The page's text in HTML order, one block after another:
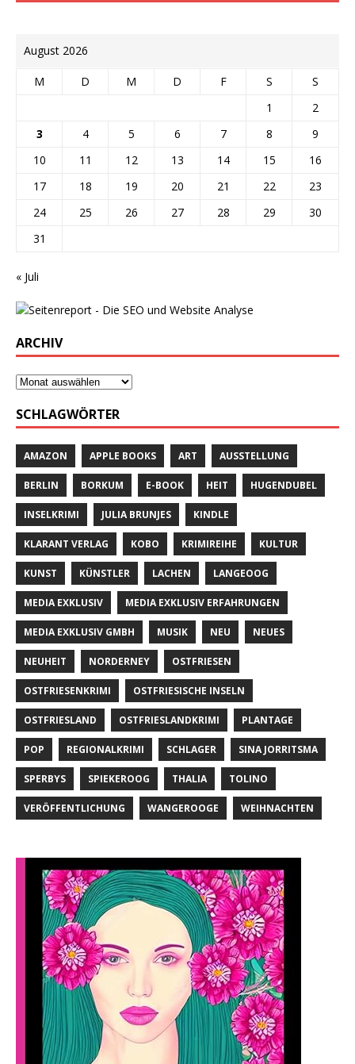
August 2026
M D M D F S
S
1
2
3
4 5 6 7 8
9
10
11 12 13 14 15
16
17
18 19 20 21 22
23
24
25 26 27 28 29
30
31
« Juli
ARCHIV
SCHLAGWÖRTER
AMAZON APPLE BOOKS ART AUSSTELLUNG
BERLIN BORKUM E-BOOK HEIT HUGENDUBEL
INSELKRIMI JULIA BRUNJES KINDLE
KLARANT VERLAG KOBO KRIMIREIHE KULTUR
KUNST KÜNSTLER LACHEN LANGEOOG
MEDIA EXKLUSIV MEDIA EXKLUSIV ERFAHRUNGEN
MEDIA EXKLUSIV GMBH MUSIK NEU NEUES
NEUHEIT NORDERNEY OSTFRIESEN
OSTFRIESENKRIMI OSTFRIESISCHE INSELN
OSTFRIESLAND OSTFRIESLANDKRIMI PLANTAGE
POP REGIONALKRIMI SCHLAGER SINA JORRITSMA
SPERBYS SPIEKEROOG THALIA TOLINO
VERÖFFENTLICHUNG WANGEROOGE WEIHNACHTEN